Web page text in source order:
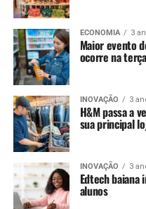
ECONOMIA 3
Maior evento
ocorre na terça
INOVAÇÃO 3
H&M passa a
sua principal
INOVAÇÃO 3
Edtech
alunos